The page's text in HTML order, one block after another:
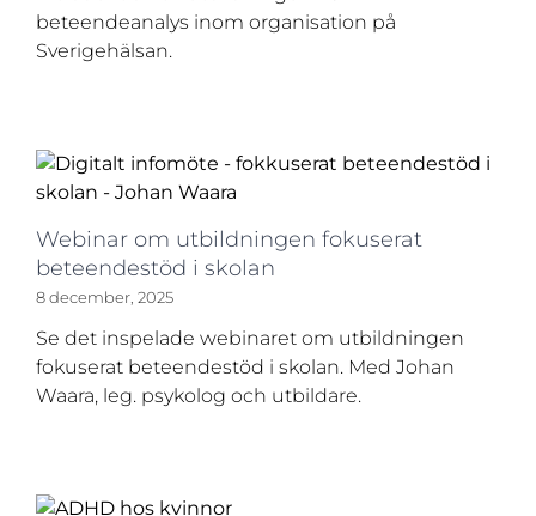
beteendeanalys inom organisation på
Sverigehälsan.
Webinar om utbildningen fokuserat
beteendestöd i skolan
8 december, 2025
Se det inspelade webinaret om utbildningen
fokuserat beteendestöd i skolan. Med Johan
Waara, leg. psykolog och utbildare.